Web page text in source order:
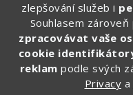
zlepšování služeb i
Souhlasem
zpracovávat vaše
cookie
reklam podle svých
Privacy a